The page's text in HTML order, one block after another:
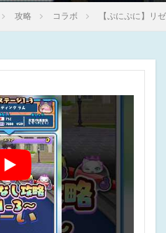
攻略 コラボ 【ぷにぷに】リ